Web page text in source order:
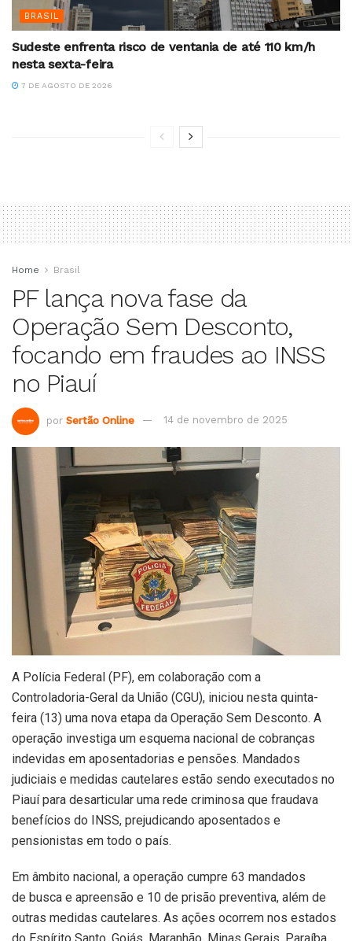
BRASIL
Sudeste enfrenta risco de ventania de até 110 km/h
nesta sexta-feira
7 DE AGOSTO DE 2026
Home Brasil
PF lança nova fase da
Operação Sem Desconto,
focando em fraudes ao INSS
no Piauí
por Sertão Online 14 de novembro de 2025
A Polícia Federal (PF), em colaboração com a
Controladoria-Geral da União (CGU), iniciou nesta quinta-
feira (13) uma nova etapa da Operação Sem Desconto. A
operação investiga um esquema nacional de cobranças
indevidas em aposentadorias e pensões. Mandados
judiciais e medidas cautelares estão sendo executados no
Piauí para desarticular uma rede criminosa que fraudava
benefícios do INSS, prejudicando aposentados e
pensionistas em todo o país.
Em âmbito nacional, a operação cumpre 63 mandados
de busca e apreensão e 10 de prisão preventiva, além de
outras medidas cautelares. As ações ocorrem nos estados